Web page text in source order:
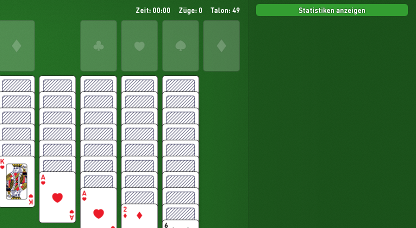
Zeit: 00:00 Züge: 0 Talon: 49 Statistiken anzeigen